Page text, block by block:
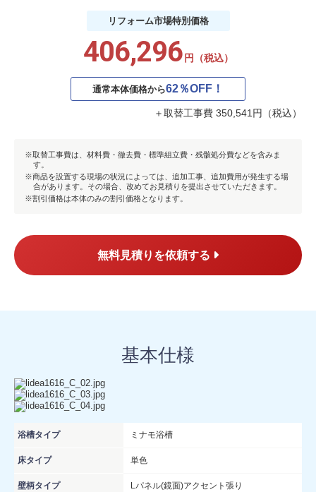
リフォーム市場特別価格
406,296 円（税込）
通常本体価格から62％OFF！
＋取替工事費 350,541円（税込）
取替工事費は、材料費・徹去費・標準組立費・残骸処分費などを含みま
す。
商品を設置する現場の状況によっては、追加工事、追加費用が発生する場
合があります。その場合、改めてお見積りを提出させていただきます。
割引価格は本体のみの割引価格となります。
無料見積りを依頼する
基本仕様
浴槽タイプ ミナモ浴槽
床タイプ 単色
壁柄タイプ Lパネル(鏡面)アクセント張り